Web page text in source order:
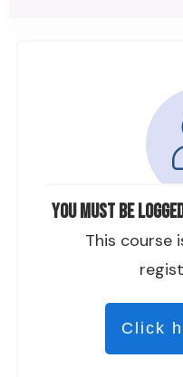
You must be
This course
Click